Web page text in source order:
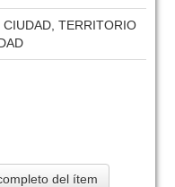
TERRITORIO
del ítem